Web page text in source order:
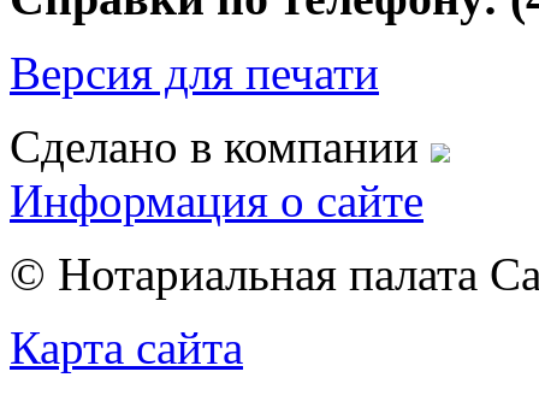
Версия для печати
Сделано в компании
Информация о сайте
© Нотариальная палата
Карта сайта